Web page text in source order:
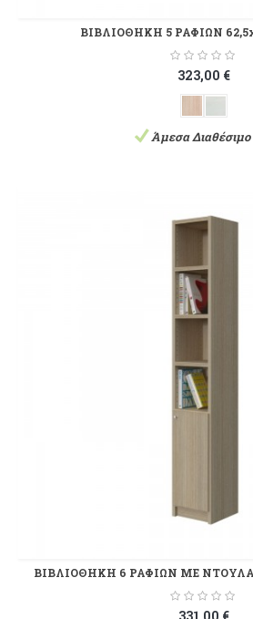
ΒΙΒΛΙΟΘΗΚΗ 5 ΡΑΦΙΩΝ
323,00 €
Άμεσα Διαθέσιμο
ΒΙΒΛΙΟΘΗΚΗ 6 ΡΑΦΙΩΝ ΜΕ